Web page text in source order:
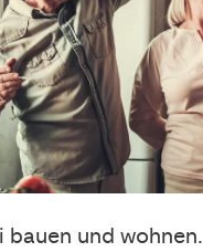
bauen und wohnen.